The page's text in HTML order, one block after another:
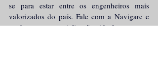
se para estar entre os engenheiros mais
valorizados do país. Fale com a Navigare e
conheça a especialização ideal para sua